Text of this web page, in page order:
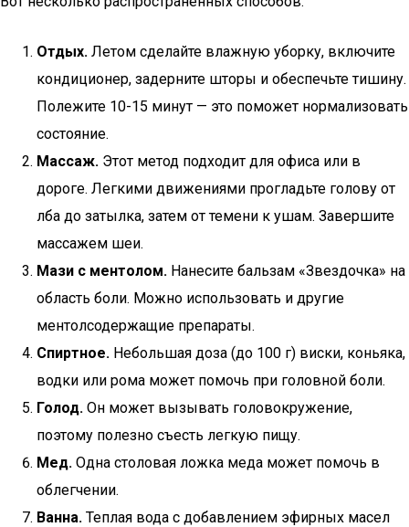
Отдых. Летом сделайте влажную уборку, включите
кондиционер, задерните шторы и обеспечьте тишину.
Полежите 10-15 минут — это поможет нормализовать
состояние.
Массаж. Этот метод подходит для офиса или в
дороге. Легкими движениями прогладьте голову от
лба до затылка, затем от темени к ушам. Завершите
массажем шеи.
Мази с ментолом. Нанесите бальзам «Звездочка» на
область боли. Можно использовать и другие
ментолсодержащие препараты.
Спиртное. Небольшая доза (до 100 г) виски, коньяка,
водки или рома может помочь при головной боли.
Голод. Он может вызывать головокружение,
поэтому полезно съесть легкую пищу.
Мед. Одна столовая ложка меда может помочь в
облегчении.
Ванна. Теплая вода с добавлением эфирных масел